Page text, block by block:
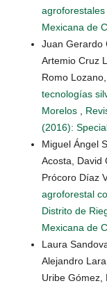
Mexicana de
Juan Gerardo
Artemio Cruz
Romo Lozano,
tecnologías
Morelos
(2016):
Miguel Ángel
Acosta, David
Prócoro Díaz
agroforestal
Distrito de
Mexicana de
Laura
Alejandro
Uribe Gómez,